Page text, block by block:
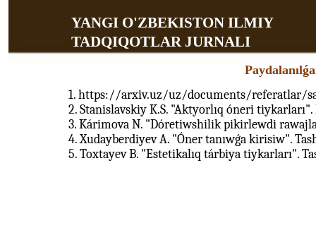
YANGI O'ZBEKISTON ILMIY
TADQIQOTLAR JURNALI
1. https://arxiv.uz/uz/documents/referatlar/
2. Stanislavskiy K.S. "Aktyorlıq óneri tiykarları".
3. Kárimova N. "Dóretiwshilik pikirlewdi
4. Xudayberdiyev A. "Óner tanıwǵa kirisiw".
5. Toxtayev B. "Estetikalıq tárbiya tiykarları".